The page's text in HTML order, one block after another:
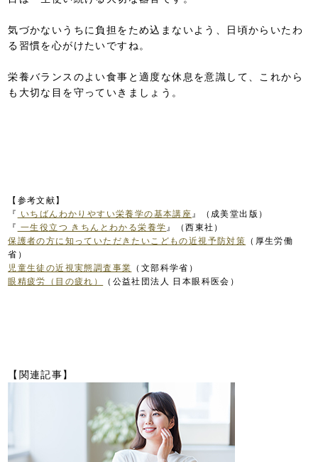
気づかないうちに負担をため込まないよう、日頃からいたわ
る習慣を心がけたいですね。
栄養バランスのよい食事と適度な休息を意識して、これから
も大切な目を守っていきましょう。
【参考文献】
『 いちばんわかりやすい栄養学の基本講座』（成美堂出版）
『 一生役立つ きちんとわかる栄養学』（西東社）
保護者の方に知っていただきたいこどもの近視予防対策 （厚生労働
省）
児童生徒の近視実態調査事業 （文部科学省）
眼精疲労（目の疲れ）
（公益社団法人 日本眼科医会）
【関連記事】